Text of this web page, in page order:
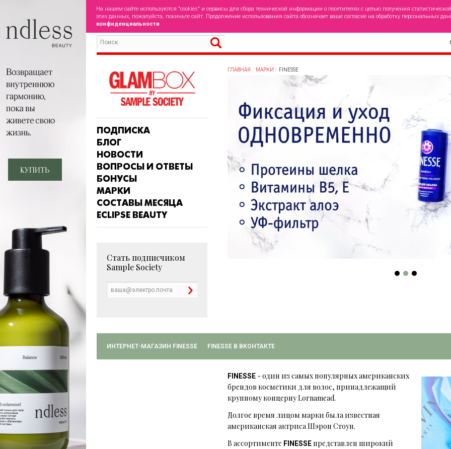
На нашем сайте используются "cookies" и сервисы для сбора технической информации о посетителях с целью получения
этих данных, пожалуйста, покиньте сайт. Продолжение использования сайта обозначает ваше согласие на обработку персональных
конфиденциальности
ПОДПИСКА
БЛОГ
НОВОСТИ
ВОПРОСЫ И ОТВЕТЫ
БОНУСЫ
МАРКИ
СОСТАВЫ МЕСЯЦА
ECLIPSE BEAUTY
Стать подписчиком
Sample Society
ГЛАВНАЯ МАРКИ FINESSE
ИНТЕРНЕТ-МАГАЗИН FINESSE FINESSE В ВКОНТАКТЕ
FINESSE - один из самых популярных американских
брендов косметики для волос, принадлежащий
крупному концерну Lornamead.
Долгое время лицом марки была известная
американская актриса Шэрон Стоун.
В ассортименте FINESSEпредставлен широкий